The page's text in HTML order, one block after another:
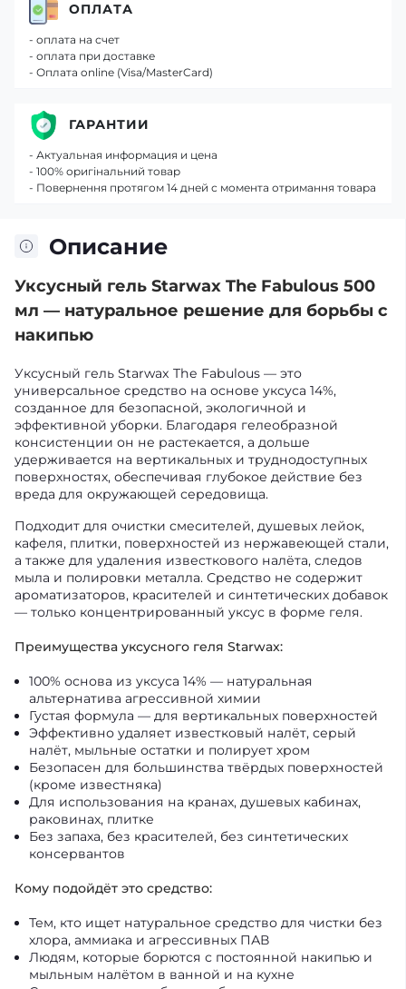
Описание
Уксусный гель Starwax The Fabulous 500
мл — натуральное решение для борьбы с
накипью
Уксусный гель Starwax The Fabulous — это
универсальное средство на основе уксуса 14%,
созданное для безопасной, экологичной и
эффективной уборки. Благодаря гелеобразной
консистенции он не растекается, а дольше
удерживается на вертикальных и труднодоступных
поверхностях, обеспечивая глубокое действие без
вреда для окружающей середовища.
Подходит для очистки смесителей, душевых лейок,
кафеля, плитки, поверхностей из нержавеющей стали,
а также для удаления известкового налёта, следов
мыла и полировки металла. Средство не содержит
ароматизаторов, красителей и синтетических добавок
— только концентрированный уксус в форме геля.
Преимущества уксусного геля Starwax:
100% основа из уксуса 14% — натуральная
альтернатива агрессивной химии
Густая формула — для вертикальных поверхностей
Эффективно удаляет известковый налёт, серый
налёт, мыльные остатки и полирует хром
Безопасен для большинства твёрдых поверхностей
(кроме известняка)
Для использования на кранах, душевых кабинах,
раковинах, плитке
Без запаха, без красителей, без синтетических
консервантов
Кому подойдёт это средство:
Тем, кто ищет натуральное средство для чистки без
хлора, аммиака и агрессивных ПАВ
Людям, которые борются с постоянной накипью и
мыльным налётом в ванной и на кухне
ОПЛАТА
- оплата на счет
- оплата при доставке
- Оплата online (Visa/MasterCard)
ГАРАНТИИ
- Актуальная информация и цена
- 100% оригінальний товар
- Повернення протягом 14 дней с момента отримання товара